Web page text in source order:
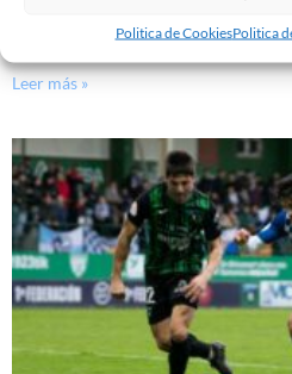
Politica de CookiesPolitica
9 de març de 2024
Leer más »